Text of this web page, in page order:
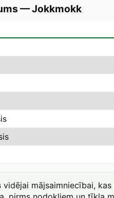
—Jokkmokk
vidējai mājsaimniecībai,